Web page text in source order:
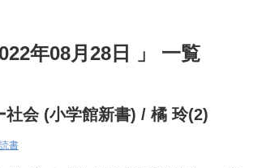
年08月28日 」 一覧
社会 (小学館新書) / 橘 玲(2)
読書